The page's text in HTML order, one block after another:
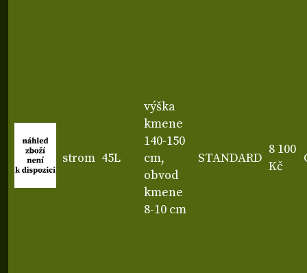
strom 45L
výška
kmene
140-150
cm,
obvod
kmene
8-10 cm
STANDARD
8 100
Kč